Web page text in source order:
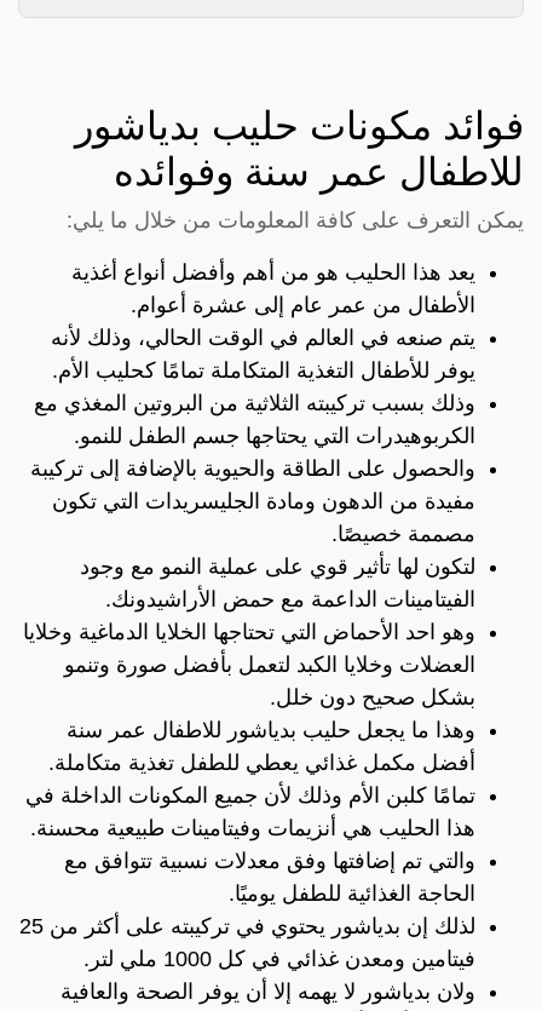
فوائد مكونات حليب بدياشور
للاطفال عمر سنة وفوائده
يمكن التعرف على كافة المعلومات من خلال ما يلي:
يعد هذا الحليب هو من أهم وأفضل أنواع أغذية
الأطفال من عمر عام إلى عشرة أعوام.
يتم صنعه في العالم في الوقت الحالي، وذلك لأنه
يوفر للأطفال التغذية المتكاملة تمامًا كحليب الأم.
وذلك بسبب تركيبته الثلاثية من البروتين المغذي مع
الكربوهيدرات التي يحتاجها جسم الطفل للنمو.
والحصول على الطاقة والحيوية بالإضافة إلى تركيبة
مفيدة من الدهون ومادة الجليسريدات التي تكون
مصممة خصيصًا.
لتكون لها تأثير قوي على عملية النمو مع وجود
الفيتامينات الداعمة مع حمض الأراشيدونك.
وهو احد الأحماض التي تحتاجها الخلايا الدماغية وخلايا
العضلات وخلايا الكبد لتعمل بأفضل صورة وتنمو
بشكل صحيح دون خلل.
وهذا ما يجعل حليب بدياشور للاطفال عمر سنة
أفضل مكمل غذائي يعطي للطفل تغذية متكاملة.
تمامًا كلبن الأم وذلك لأن جميع المكونات الداخلة في
هذا الحليب هي أنزيمات وفيتامينات طبيعية محسنة.
والتي تم إضافتها وفق معدلات نسبية تتوافق مع
الحاجة الغذائية للطفل يوميًا.
لذلك إن بدياشور يحتوي في تركيبته على أكثر من 25
فيتامين ومعدن غذائي في كل 1000 ملي لتر.
ولان بدياشور لا يهمه إلا أن يوفر الصحة والعافية